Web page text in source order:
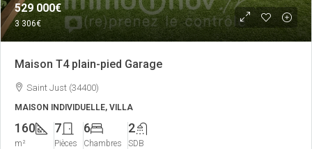
529 000€
3 306€
Maison T4 plain-pied Garage
Saint Just (34400)
MAISON INDIVIDUELLE, VILLA
160
m²
7
Pièces
6
Chambres
2
SDB